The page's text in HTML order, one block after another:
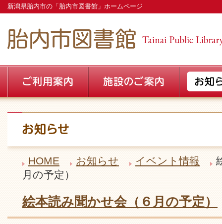
新潟県胎内市の「胎内市図書館」ホームページ
HOME お知らせ イベント情報
月の予定）
絵本読み聞かせ会（６月の予定）